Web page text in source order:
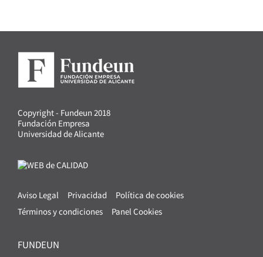
Copyright - Fundeun 2018
Fundación Empresa
Universidad de Alicante
Aviso Legal Privacidad
Política de cookies
Términos y condiciones
Panel Cookies
FUNDEUN